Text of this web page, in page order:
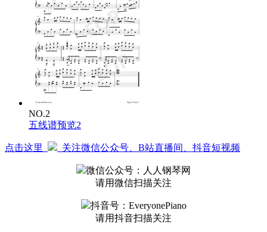
NO.2
五线谱预览2
点击这里 关注微信公众号、B站直播间、抖音短视频
微信公众号：人人钢琴网
请用微信扫描关注
抖音号：EveryonePiano
请用抖音扫描关注